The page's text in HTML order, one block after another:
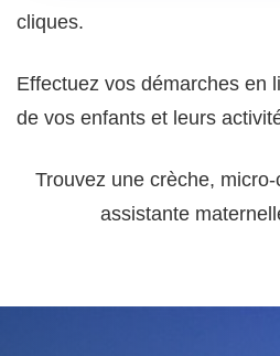
cliques.
Effectuez vos démarches en
de vos enfants et leurs
Trouvez une crèche,
assistante